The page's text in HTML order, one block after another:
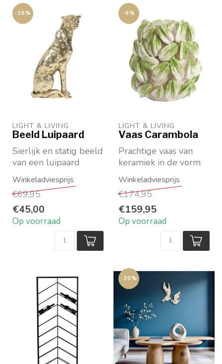
-36%
LIGHT & LIVING
Beeld Luipaard
Sierlijk en statig beeld
van een luipaard
In goudkleurig metaal
Maat: HxBxD 29...
€69,95
€45,00
Op voorraad
-9%
LIGHT & LIVING
Vaas Carambola
Prachtige vaas van
keramiek in de vorm
van sterfruit
Maat M: lxbxh
32x31,5x36,5 ...
€174,95
€159,95
Op voorraad
-20%